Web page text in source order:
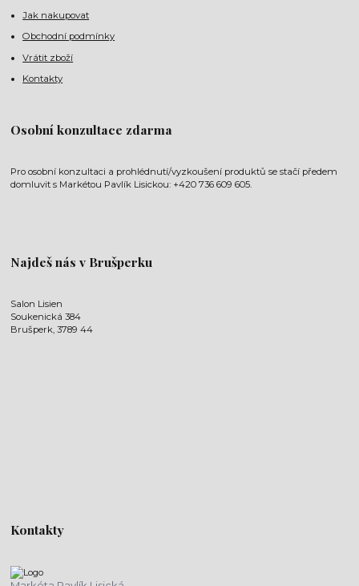
Jak nakupovat
Obchodní podmínky
Vrátit zboží
Kontakty
Osobní konzultace zdarma
Pro osobní konzultaci a prohlédnutí/vyzkoušení produktů se stačí předem
domluvit s Markétou Pavlík Lisickou: +420 736 609 605.
Najdeš nás v Brušperku
Salon Lisien
Soukenická 384
Brušperk, 3789 44
Kontakty